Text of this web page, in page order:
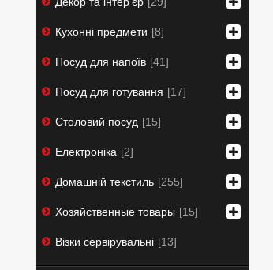
Кухонні предмети 8
Посуд для напоїв 41
Посуд для готування 17
Столовий посуд 15
Електроніка 2
Домашній текстиль 255
Хозяйственные товары 15
Візки сервірувальні 13